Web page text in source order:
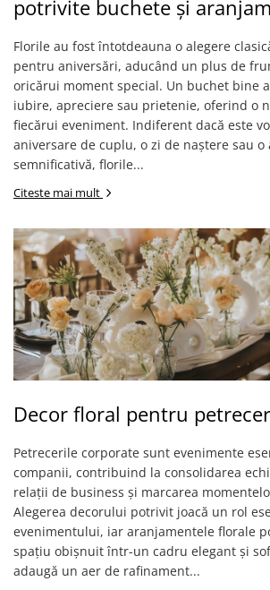
potrivite buchete și
Florile au fost întotdeauna o alegere
pentru aniversări, aducând un plus de
oricărui moment special. Un buchet bine
iubire, apreciere sau prietenie, oferind o
fiecărui eveniment. Indiferent dacă este
aniversare de cuplu, o zi de naștere sau o
semnificativă, florile...
Citeste mai mult
Decor floral pentru
Petrecerile corporate sunt evenimente
companii, contribuind la consolidarea
relații de business și marcarea
Alegerea decorului potrivit joacă un rol
evenimentului, iar aranjamentele florale
spațiu obișnuit într-un cadru elegant și
adaugă un aer de rafinament...